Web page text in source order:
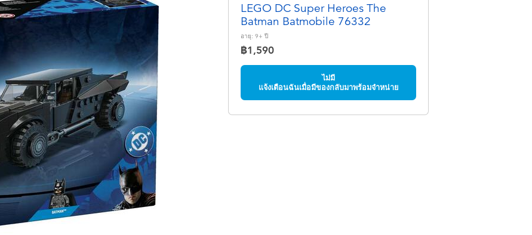
LEGO DC Super Heroes The
Batman Batmobile 76332
อายุ: 9+ ปี
฿1,590
ไม่มี
แจ้งเตือนฉันเมื่อมีของกลับมาพร้อมจำหน่าย